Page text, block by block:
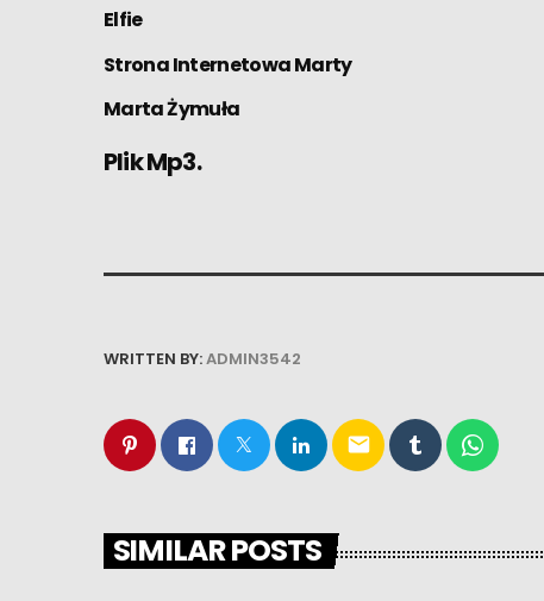
Elfie
Strona Internetowa Marty
Marta Żymuła
Plik Mp3.
WRITTEN BY:ADMIN3542
email
SIMILAR POSTS